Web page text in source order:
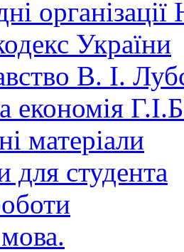
України
В. І.
економія
матеріали
для студента